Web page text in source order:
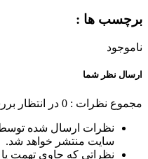
برچسب ها :
ناموجود
ارسال نظر شما
مجموع نظرات : 0 در انتظار
نظرات ارسال شده توسط
سایت منتشر خواهد شد.
نظراتی که حاوی تهمت یا